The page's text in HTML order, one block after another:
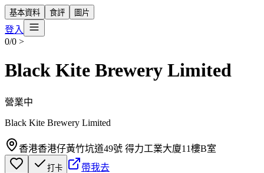
基本資料 食評 圖片
登入
0/0 >
Black Kite Brewery Limited
營業中
Black Kite Brewery Limited
香港香港仔黃竹坑道49號 得力工業大廈11樓B室
打卡 帶我去